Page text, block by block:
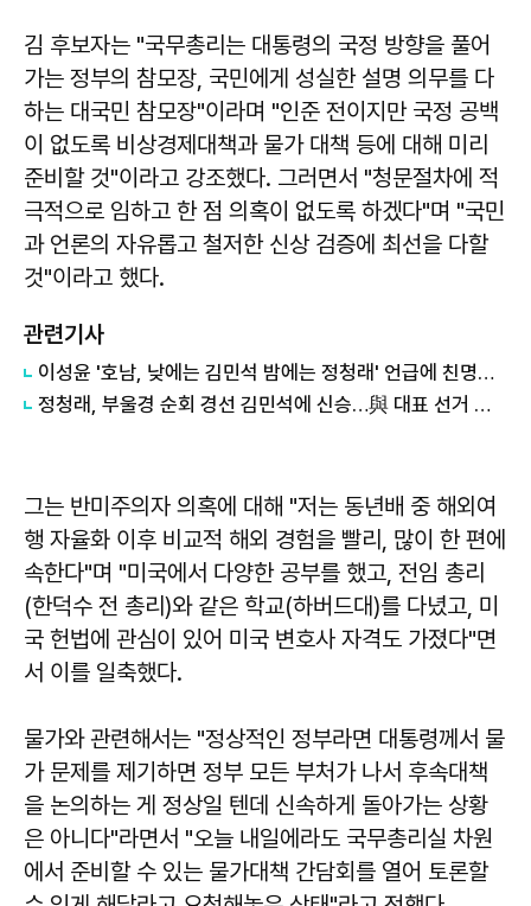
김 후보자는 "국무총리는 대통령의 국정 방향을 풀어
가는 정부의 참모장, 국민에게 성실한 설명 의무를 다
하는 대국민 참모장"이라며 "인준 전이지만 국정 공백
이 없도록 비상경제대책과 물가 대책 등에 대해 미리
준비할 것"이라고 강조했다. 그러면서 "청문절차에 적
극적으로 임하고 한 점 의혹이 없도록 하겠다"며 "국민
과 언론의 자유롭고 철저한 신상 검증에 최선을 다할
것"이라고 했다.
관련기사
이성윤 '호남, 낮에는 김민석 밤에는 정청래' 언급에 친명계 반발…"한심한 수준"
정청래, 부울경 순회 경선 김민석에 신승…與 대표 선거 안갯속
그는 반미주의자 의혹에 대해 "저는 동년배 중 해외여
행 자율화 이후 비교적 해외 경험을 빨리, 많이 한 편에
속한다"며 "미국에서 다양한 공부를 했고, 전임 총리
(한덕수 전 총리)와 같은 학교(하버드대)를 다녔고, 미
국 헌법에 관심이 있어 미국 변호사 자격도 가졌다"면
서 이를 일축했다.
물가와 관련해서는 "정상적인 정부라면 대통령께서 물
가 문제를 제기하면 정부 모든 부처가 나서 후속대책
을 논의하는 게 정상일 텐데 신속하게 돌아가는 상황
은 아니다"라면서 "오늘 내일에라도 국무총리실 차원
에서 준비할 수 있는 물가대책 간담회를 열어 토론할